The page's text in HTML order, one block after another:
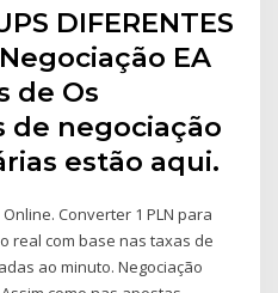
DIFERENTES
EA
de Os
de negociação
estão aqui.
Converter 1 PLN para
real com base nas taxas de
ao minuto. Negociação